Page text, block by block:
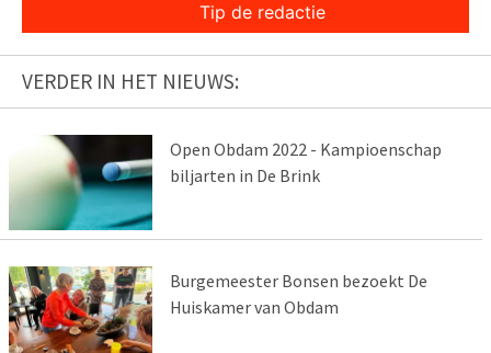
Tip de redactie
VERDER IN HET NIEUWS:
Open Obdam 2022 - Kampioenschap
biljarten in De Brink
Burgemeester Bonsen bezoekt De
Huiskamer van Obdam